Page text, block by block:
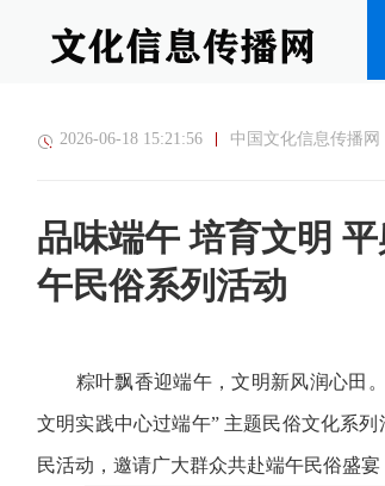
2026-06-18 15:21:56 中国文化信息传播网
品味端午 培育文明
午民俗系列活动
粽叶飘香迎端午，文明新风润心田。
文明实践中心过端午” 主题民俗文化系
民活动，邀请广大群众共赴端午民俗盛宴